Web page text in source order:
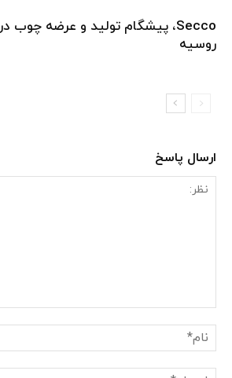
Secco، پیشگام تولید و عرضه چوب در
روسیه
ارسال پاسخ